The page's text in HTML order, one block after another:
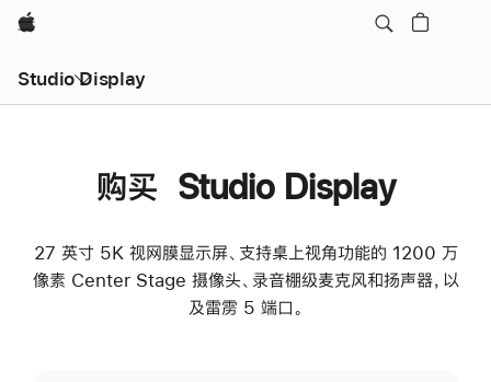
Apple
Studio Display
购买 Studio Display
27 英寸 5K 视网膜显示屏、支持桌上视角功能的 1200 万
像素 Center Stage 摄像头、录音棚级麦克风和扬声器，以
及雷雳 5 端口。